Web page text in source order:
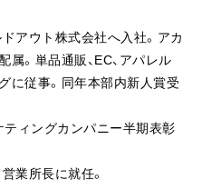
アウト株式会社へ入社。アカ
。単品通販、EC、アパレル
に従事。同年本部内新人賞受
ティングカンパニー半期表彰
業所長に就任。